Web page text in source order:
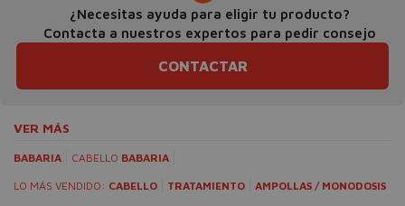
¿Necesitas ayuda para eligir tu producto?
Contacta a nuestros expertos para pedir consejo
CONTACTAR
VER MÁS
BABARIA CABELLO BABARIA
LO MÁS VENDIDO: CABELLO TRATAMIENTO AMPOLLAS / MONODOSIS